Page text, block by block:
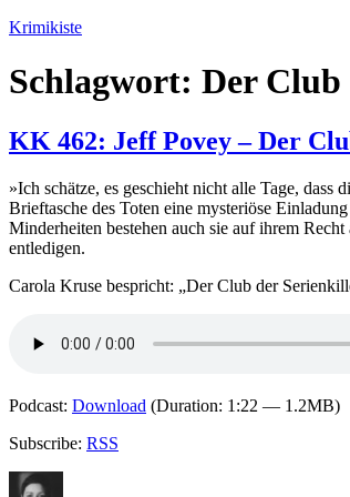
Zum
springen
Krimikiste
Schlagwort: Der
KK 462: Jeff Povey – Der
»Ich schätze, es geschieht nicht alle Tage,
Brieftasche des Toten eine mysteriöse
Minderheiten bestehen auch sie auf ihrem
entledigen.
Carola Kruse bespricht: „Der Club der
Podcast: Download (Duration: 1:22 — 1.2MB)
Subscribe: RSS